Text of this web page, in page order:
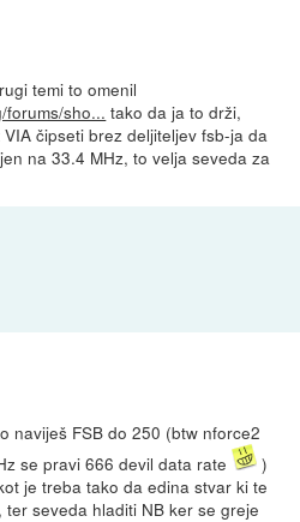
temi to omenil
forums/sho... tako da ja to drži,
čipseti brez deljiteljev fsb-ja da
na 33.4 MHz, to velja seveda za
naviješ FSB do 250 (btw nforce2
se pravi 666 devil data rate
)
je treba tako da edina stvar ki te
seveda hladiti NB ker se greje